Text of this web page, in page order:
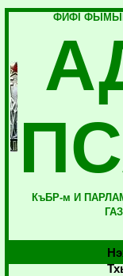
ФИФI
КъБР-м И